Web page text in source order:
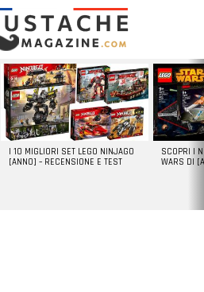
I 10 MIGLIORI SET LEGO NINJAGO
[ANNO] – RECENSIONE E TEST
SCOPRI I
WARS DI